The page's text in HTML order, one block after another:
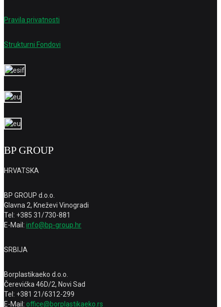
Pravila privatnosti
Strukturni Fondovi
BP GROUP
HRVATSKA
BP GROUP d.o.o.
Glavna 2, Kneževi Vinogradi
Tel: +385 31/730-881
E-Mail: info@bp-group.hr
SRBIJA
Borplastikaeko d.o.o.
Čerevićka 46D/2, Novi Sad
Tel: +381 21/6312-299
E-Mail: office@borplastikaeko.rs